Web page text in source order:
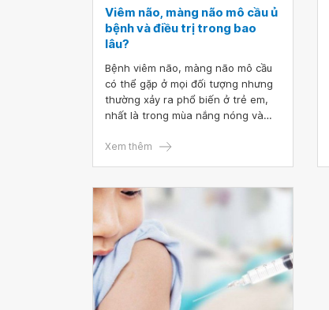
Viêm não, màng não mô cầu ủ
bệnh và điều trị trong bao
lâu?
Bệnh viêm não, màng não mô cầu
có thể gặp ở mọi đối tượng nhưng
thường xảy ra phổ biến ở trẻ em,
nhất là trong mùa nắng nóng và
bệnh trung bình thường là 4 ngày.
bệnh nhân.
Xem thêm